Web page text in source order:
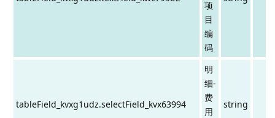
项
目
编
码
tableField_kvxg1udz.selectField_kvx63994
明
细-
费
用
string